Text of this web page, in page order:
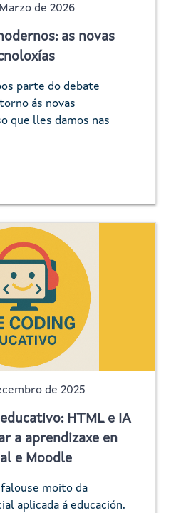
de 2026
as novas
parte do debate
ás novas
que lles damos nas
de 2025
HTML e IA
a aprendizaxe en
e Moodle
moito da
aplicada á educación.